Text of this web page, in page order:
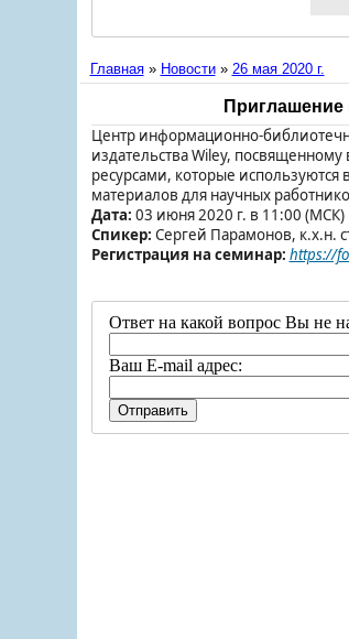
Главная» Новости» 26 мая 2020 г.
Приглашение
Центр информационно-
издательстваWiley, посвященному
ресурсами, которые используются
материалов для научных
Дата: 03 июня 2020 г. в 11:00 (МСК)
Спикер: Сергей Парамонов, к.х.н.
Регистрация на семинар: https://
Ответ на какой вопрос Вы не
Ваш E-mail адрес: